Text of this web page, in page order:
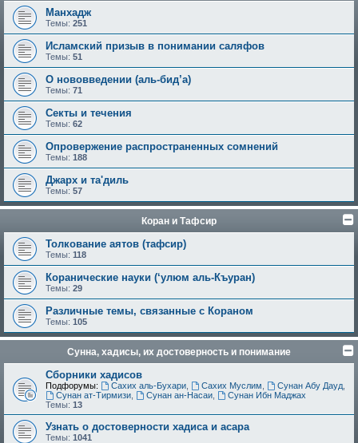
Манхадж
Темы: 251
Исламский призыв в понимании саляфов
Темы: 51
О нововведении (аль-бид’а)
Темы: 71
Секты и течения
Темы: 62
Опровержение распространенных сомнений
Темы: 188
Джарх и та'диль
Темы: 57
Коран и Тафсир
Толкование аятов (тафсир)
Темы: 118
Коранические науки (‘улюм аль-Къуран)
Темы: 29
Различные темы, связанные с Кораном
Темы: 105
Сунна, хадисы, их достоверность и понимание
Сборники хадисов
Подфорумы: Сахих аль-Бухари, Сахих Муслим Сунан Абу Дауд,
Сунан ат-Тирмизи, Сунан ан-Насаи,
Сунан Ибн Маджах
Темы: 13
Узнать о достоверности хадиса и асара
Темы: 1041